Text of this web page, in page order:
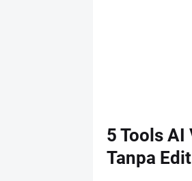
5 Tools AI
Tanpa